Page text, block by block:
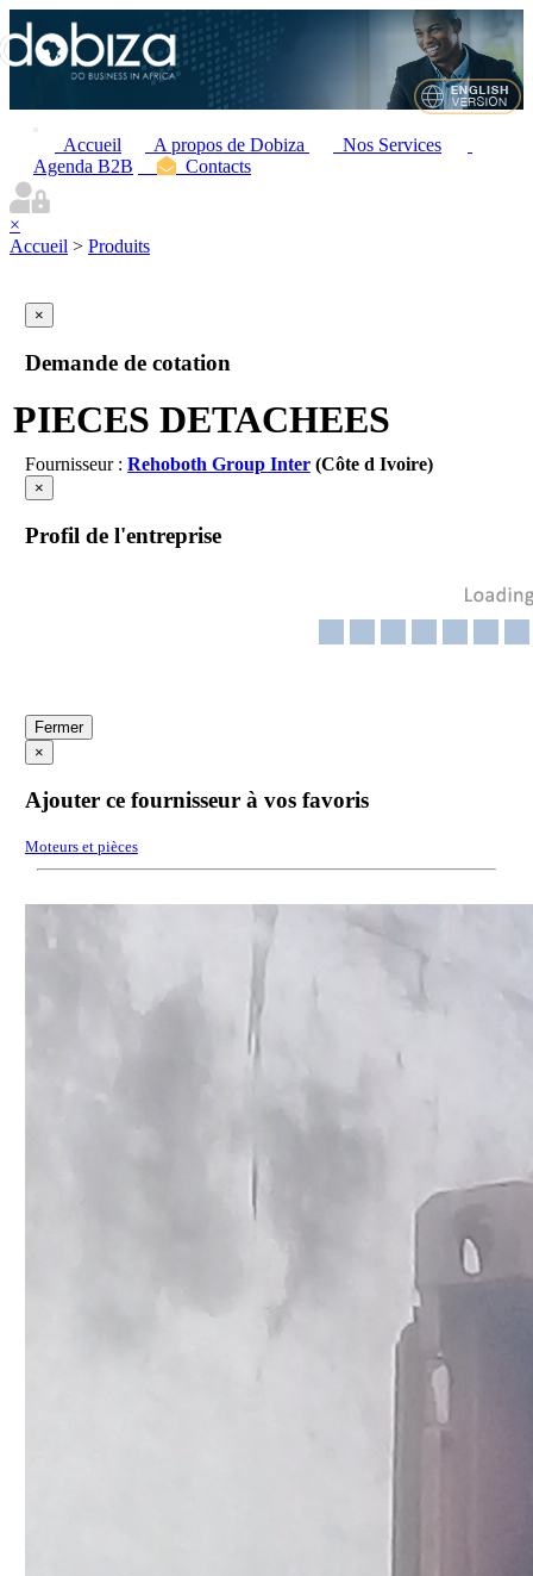
Accueil A propos de Dobiza
Nos Services
Agenda B2B
Contacts
×
Accueil > Produits
×
Demande de cotation
PIECES DETACHEES
Fournisseur : Rehoboth Group Inter(Côte d Ivoire)
×
Profil de l'entreprise
Fermer
×
Ajouter ce fournisseur à vos favoris
Moteurs et pièces